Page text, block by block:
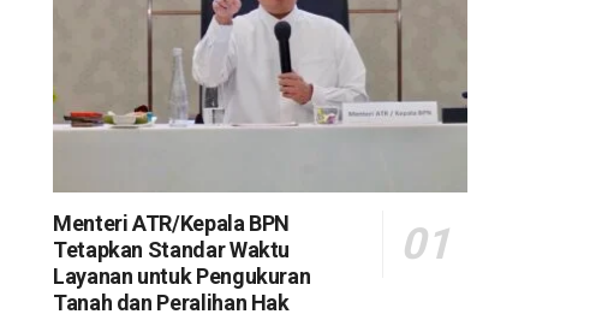
Menteri ATR/Kepala BPN
Tetapkan Standar Waktu
Layanan untuk Pengukuran
Tanah dan Peralihan Hak